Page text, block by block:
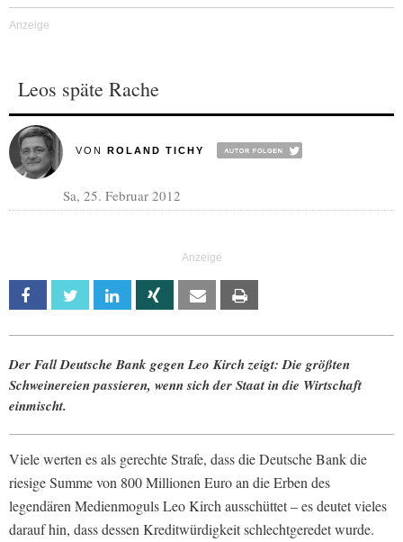
Leos späte Rache
VON ROLAND TICHY
Sa, 25. Februar 2012
Facebook Twitter Linkedin Xing Email
Der Fall Deutsche Bank gegen Leo Kirch zeigt: Die größten
Schweinereien passieren, wenn sich der Staat in die Wirtschaft
einmischt.
Viele werten es als gerechte Strafe, dass die Deutsche Bank die
riesige Summe von 800 Millionen Euro an die Erben des
legendären Medienmoguls Leo Kirch ausschüttet – es deutet vieles
darauf hin, dass dessen Kreditwürdigkeit schlechtgeredet wurde.